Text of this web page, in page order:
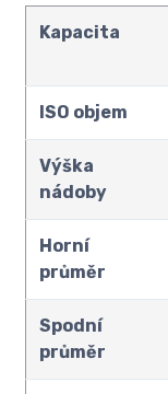
Kapacita
ISO objem
Výška
nádoby
Horní
průměr
Spodní
průměr